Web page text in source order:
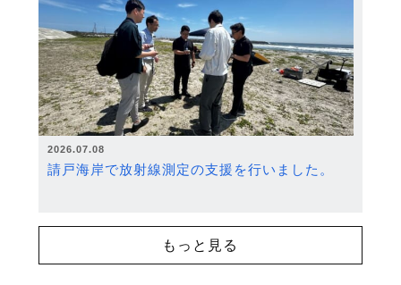
2026.07.08
請戸海岸で放射線測定の支援を行いました。
もっと見る